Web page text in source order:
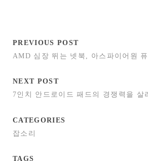
PREVIOUS POST
AMD 심장 뛰는 넷북, 아스파이어원
NEXT POST
7인치 안드로이드 패드의 경쟁력을 살
CATEGORIES
잡소리
TAGS